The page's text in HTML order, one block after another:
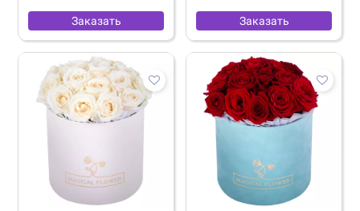
Заказать Заказать